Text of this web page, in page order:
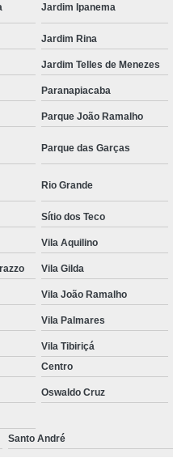
Jardim Ipanema
Jardim Rina
Jardim Telles de Menezes
Paranapiacaba
Parque João Ramalho
Parque das Garças
Rio Grande
Sítio dos Teco
Vila Aquilino
Vila Gilda
Vila João Ramalho
Vila Palmares
Vila Tibiriçá
Centro
Oswaldo Cruz
Santo André